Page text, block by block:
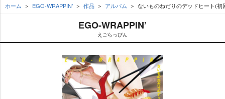
ホーム EGO-WRAPPIN’ 作品 アルバム ないものねだりのデッドヒート(
EGO-WRAPPIN’
えごらっぴん